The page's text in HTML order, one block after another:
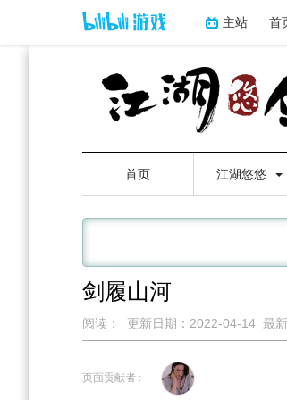
主站 首
首页 江湖悠悠
剑履山河
阅读： 更新日期： 2022-04-14 最
到
到
页面贡献者 :